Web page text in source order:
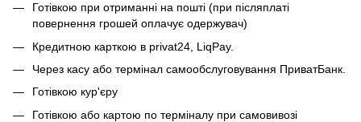
Готівкою при отриманні на пошті (при післяплаті
повернення грошей оплачує одержувач)
Кредитною карткою в privat24, LiqPay.
Через касу або термінал самообслуговування ПриватБанк.
Готівкою кур'єру
Готівкою або картою по терміналу при самовивозі